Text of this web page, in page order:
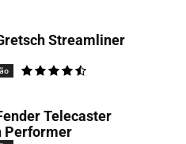
Streamliner
Telecaster
Performer